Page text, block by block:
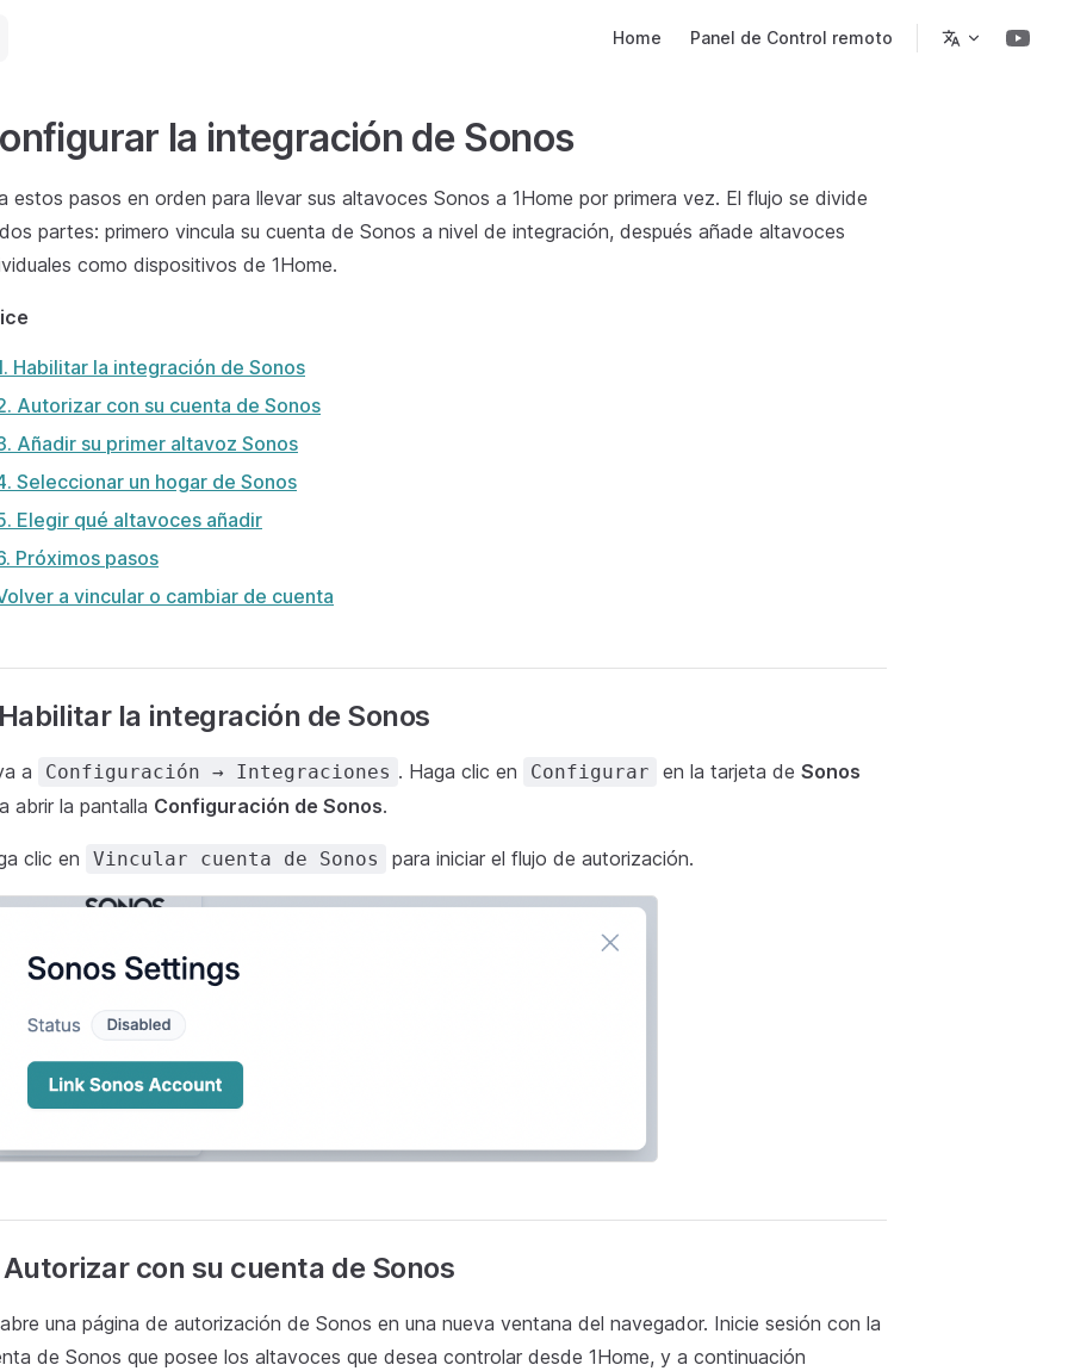
Home Panel de Control remoto
la integración de Sonos
estos pasos en orden para llevar sus altavoces Sonos a 1Home por primera vez. El flujo se divide
partes: primero vincula su cuenta de Sonos a nivel de integración, después añade altavoces
como dispositivos de 1Home.
Habilitar la integración de Sonos
Autorizar con su cuenta de Sonos
Añadir su primer altavoz Sonos
Seleccionar un hogar de Sonos
Elegir qué altavoces añadir
Próximos pasos
a vincular o cambiar de cuenta
la integración de Sonos
a Configuración → Integraciones . Haga clic en Configurar en la tarjeta de Sonos
abrir la pantalla Configuración de Sonos.
clic en Vincular cuenta de Sonos para iniciar el flujo de autorización.
con su cuenta de Sonos
una página de autorización de Sonos en una nueva ventana del navegador. Inicie sesión con la
de Sonos que posee los altavoces que desea controlar desde 1Home, y a continuación